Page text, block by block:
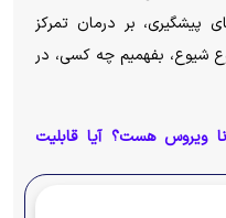
بر درمان تمرکز
شیوع، بفهمیم چه کسی، در
ویروس هست؟ آیا قابلیت